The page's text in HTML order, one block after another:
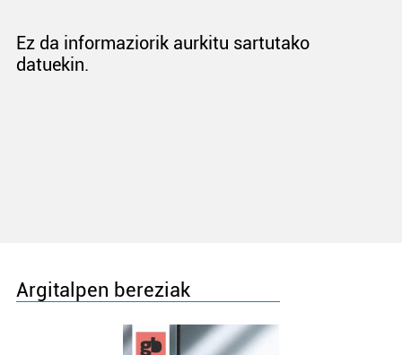
Ez da informaziorik aurkitu sartutako
datuekin.
Argitalpen bereziak